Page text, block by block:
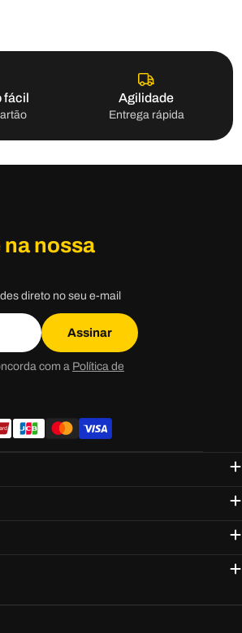
fácil Agilidade
Entrega rápida
nossa
direto no seu e-mail
Assinar
com a Política de